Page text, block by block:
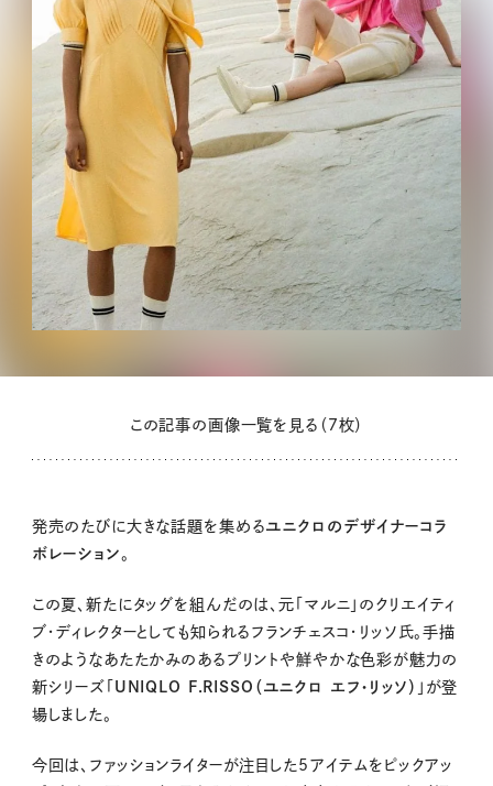
この記事の画像一覧を見る（7枚）
発売のたびに大きな話題を集めるユニクロのデザイナーコラ
ボレーション 。
この夏、新たにタッグを組んだのは、元「マルニ」のクリエイティ
ブ・ディレクターとしても知られるフランチェスコ・リッソ氏。手描
きのようなあたたかみのあるプリントや鮮やかな色彩が魅力の
新シリーズ「 UNIQLO F.RISSO（ユニクロ エフ・リッソ） 」が登
場しました。
今回は、ファッションライターが注目した5アイテムをピックアッ